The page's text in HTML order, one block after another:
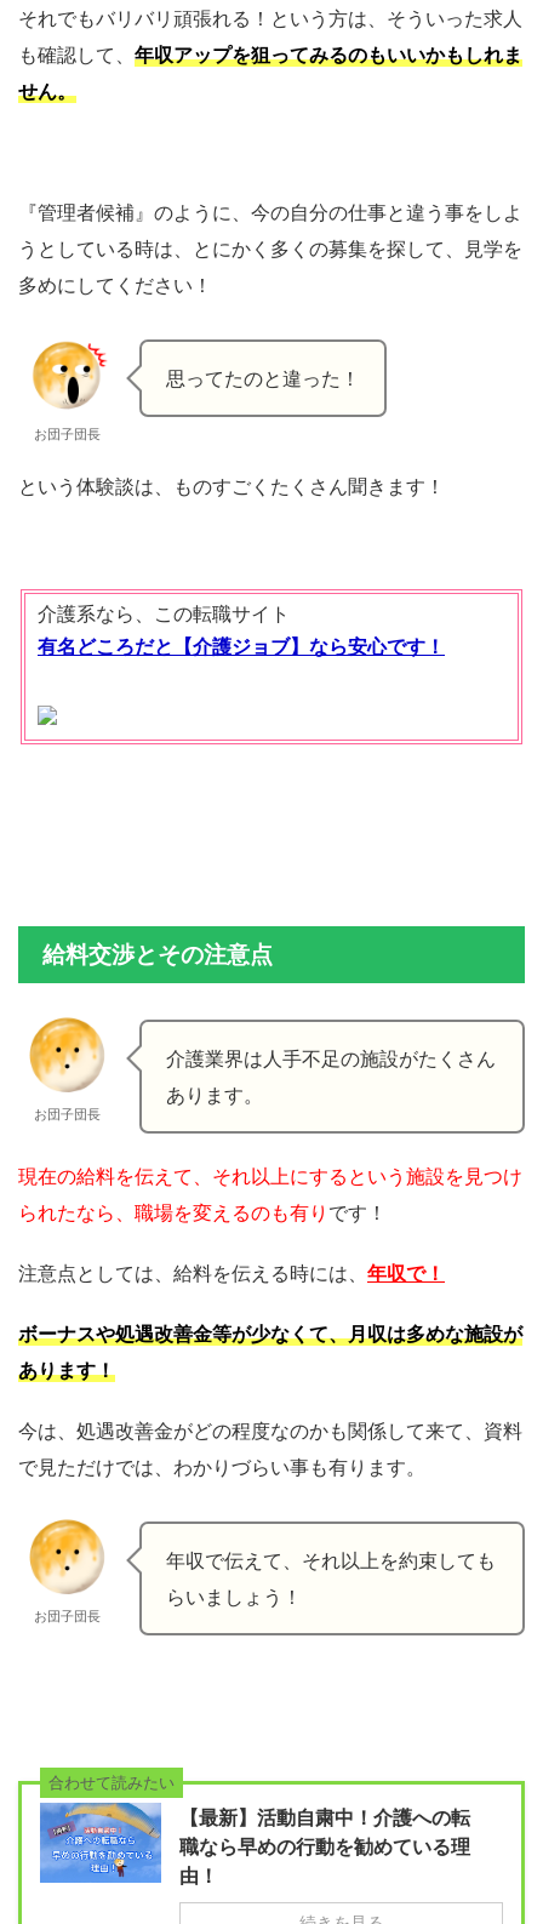
それでもバリバリ頑張れる！という方は、そういった求人
も確認して、 年収アップを狙ってみるのもいいかもしれま
せん。
『管理者候補』のように、今の自分の仕事と違う事をしよ
うとしている時は、とにかく多くの募集を探して、見学を
多めにしてください！
お団子団長
思ってたのと違った！
という体験談は、ものすごくたくさん聞きます！
介護系なら、この転職サイト
有名どころだと【介護ジョブ】なら安心です！
給料交渉とその注意点
お団子団長
介護業界は人手不足の施設がたくさん
あります。
現在の給料を伝えて、それ以上にするという施設を見つけ
られたなら、職場を変えるのも有り です！
注意点としては、給料を伝える時には、 年収で！
ボーナスや処遇改善金等が少なくて、月収は多めな施設が
あります！
今は、処遇改善金がどの程度なのかも関係して来て、資料
で見ただけでは、わかりづらい事も有ります。
お団子団長
年収で伝えて、それ以上を約束しても
らいましょう！
合わせて読みたい
【最新】活動自粛中！介護への転
職なら早めの行動を勧めている理
由！